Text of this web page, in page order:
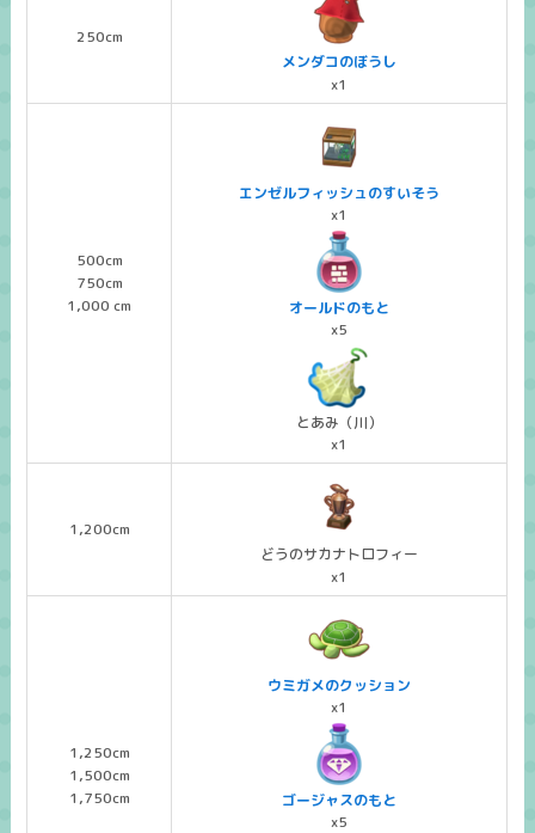
250cm
メンダコのぼうし
x1
500cm
750cm
1,000 cm
エンゼルフィッシュのすいそう
x1
オールドのもと
x5
とあみ（川）
x1
1,200cm
どうのサカナトロフィー
x1
1,250cm
1,500cm
1,750cm
ウミガメのクッション
x1
ゴージャスのもと
x5